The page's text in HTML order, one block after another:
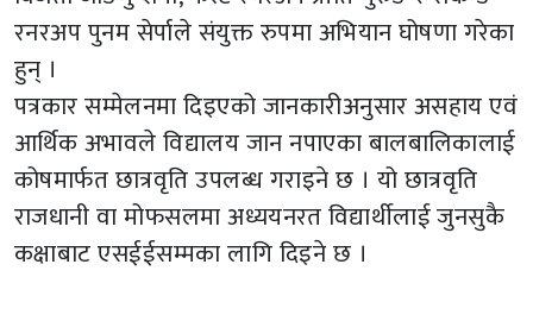
रनरअप पुनम सेर्पाले संयुक्त रुपमा अभियान घोषणा गरेका
हुन् ।
पत्रकार सम्मेलनमा दिइएको जानकारीअनुसार असहाय एवं
आर्थिक अभावले विद्यालय जान नपाएका बालबालिकालाई
कोषमार्फत छात्रवृति उपलब्ध गराइने छ । यो छात्रवृति
राजधानी वा मोफसलमा अध्ययनरत विद्यार्थीलाई जुनसुकै
कक्षाबाट एसईईसम्मका लागि दिइने छ ।